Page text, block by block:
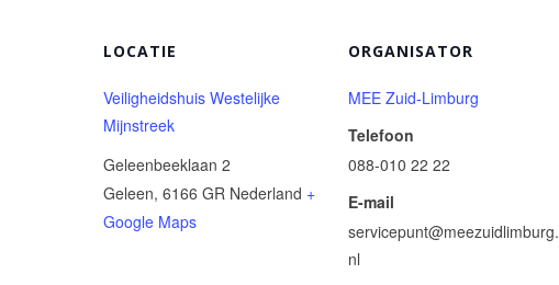
LOCATIE
Veiligheidshuis Westelijke
Mijnstreek
Geleenbeeklaan 2
Geleen, 6166 GR Nederland +
Google Maps
ORGANISATOR
MEE Zuid-Limburg
Telefoon
088-010 22 22
E-mail
servicepunt@meezuidlimburg.
nl